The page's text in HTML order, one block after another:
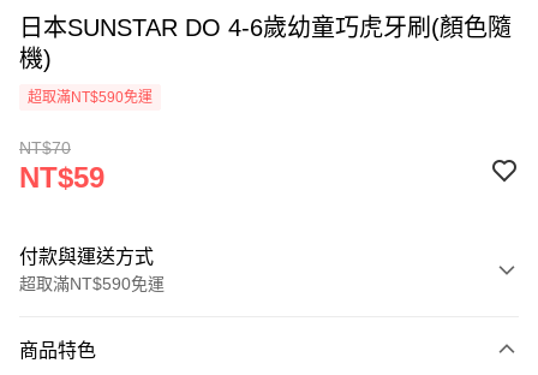
日本SUNSTAR DO 4-6歲幼童巧虎牙刷(顏色隨
機)
超取滿NT$590免運
NT$70
NT$59
付款與運送方式
超取滿NT$590免運
信用卡一次付款
商品特色